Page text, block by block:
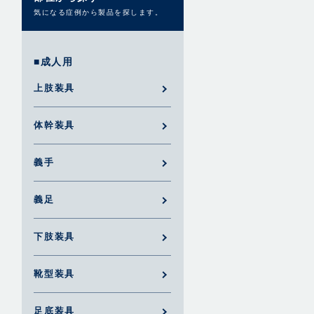
気になる症例から製品を探します。
■成人用
上肢装具
体幹装具
義手
義足
下肢装具
靴型装具
足底装具